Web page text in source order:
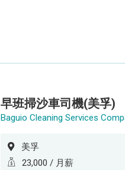
早班掃沙車司機(美孚)
美孚
23,000 / 月薪